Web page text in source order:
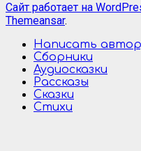
Сайт работает на
Themeansar.
Написать
Сборники
Аудиосказки
Рассказы
Сказки
Стихи